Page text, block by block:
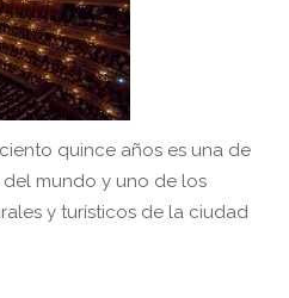
quince años es una de
mundo y uno de los
y turísticos de la ciudad